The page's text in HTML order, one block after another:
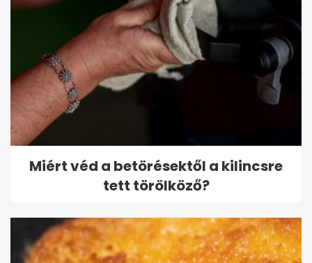
Miért véd a betörésektől a kilincsre
tett törölköző?